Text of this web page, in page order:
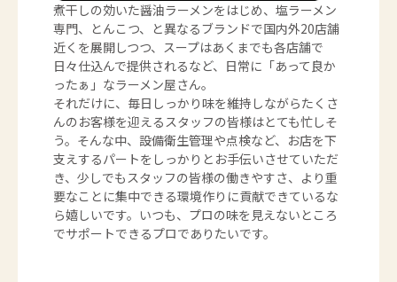
煮干しの効いた醤油ラーメンをはじめ、塩ラーメン
専門、とんこつ、と異なるブランドで国内外20店舗
近くを展開しつつ、スープはあくまでも各店舗で
日々仕込んで提供されるなど、日常に「あって良か
ったぁ」なラーメン屋さん。
それだけに、毎日しっかり味を維持しながらたくさ
んのお客様を迎えるスタッフの皆様はとても忙しそ
う。そんな中、設備衛生管理や点検など、お店を下
支えするパートをしっかりとお手伝いさせていただ
き、少しでもスタッフの皆様の働きやすさ、より重
要なことに集中できる環境作りに貢献できているな
ら嬉しいです。いつも、プロの味を見えないところ
でサポートできるプロでありたいです。